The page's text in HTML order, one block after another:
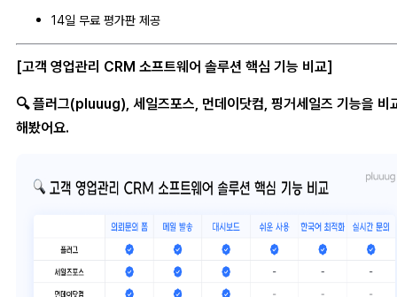
14일 무료 평가판 제공
[고객 영업관리 CRM 소프트웨어 솔루션 핵심 기능 비교]
🔍 플러그(pluuug), 세일즈포스, 먼데이닷컴, 핑거세일즈 기능을 비
해봤어요.